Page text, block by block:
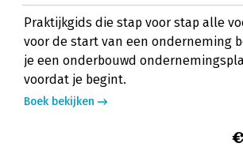
Praktijkgids die stap voor stap alle
voor de start van een onderneming
je een onderbouwd
voordat je begint.
Boek bekijken